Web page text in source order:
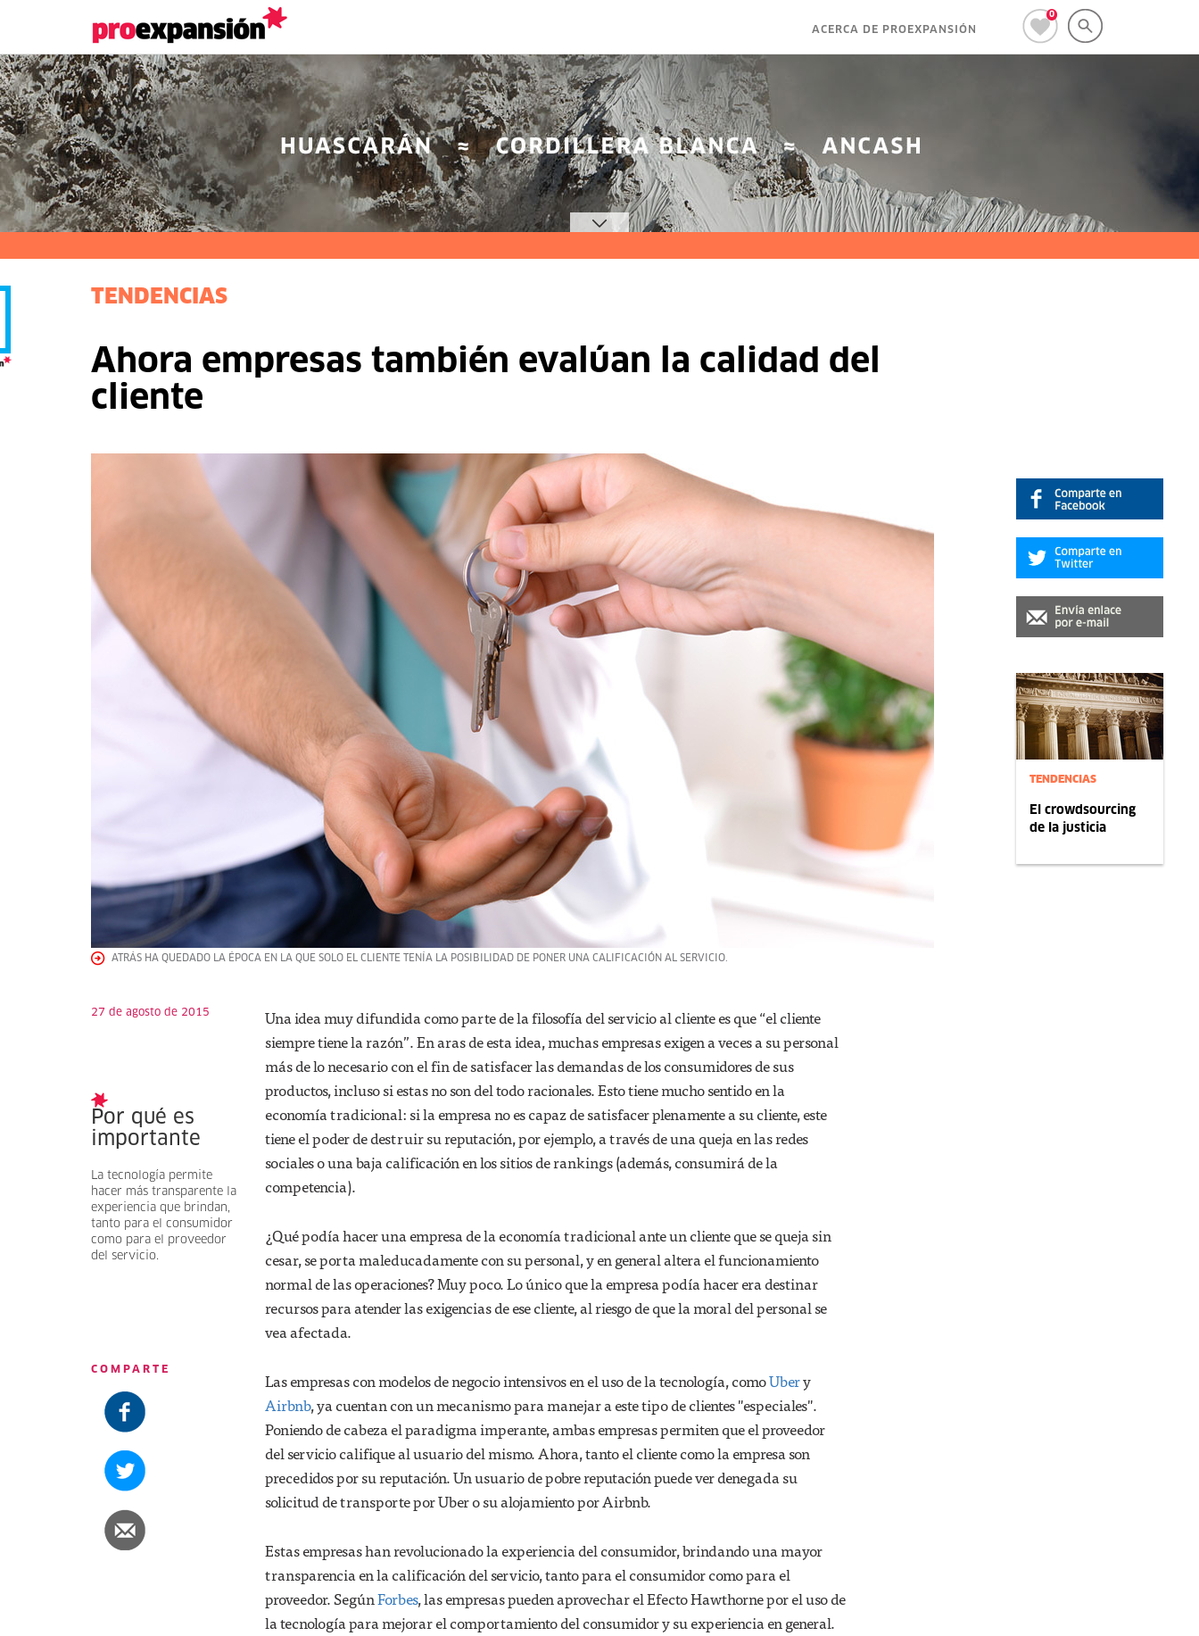
0
ACERCA DE PROEXPANSIÓN
TENDENCIAS
El crowdsourcing
de la justicia
TENDENCIAS
Ahora empresas también evalúan la calidad del
cliente
ATRÁS HA QUEDADO LA ÉPOCA EN LA QUE SOLO EL CLIENTE TENÍA LA POSIBILIDAD DE PONER UNA CALIFICACIÓN AL SERVICIO.
27 de agosto de 2015
Por qué es
importante
La tecnología permite
hacer más transparente la
experiencia que brindan,
tanto para el consumidor
como para el proveedor
del servicio.
COMPARTE
Una idea muy difundida como parte de la filosofía del servicio al cliente es que “el cliente
siempre tiene la razón”. En aras de esta idea, muchas empresas exigen a veces a su personal
más de lo necesario con el fin de satisfacer las demandas de los consumidores de sus
productos, incluso si estas no son del todo racionales. Esto tiene mucho sentido en la
economía tradicional: si la empresa no es capaz de satisfacer plenamente a su cliente, este
tiene el poder de destruir su reputación, por ejemplo, a través de una queja en las redes
sociales o una baja calificación en los sitios de rankings (además, consumirá de la
competencia).
¿Qué podía hacer una empresa de la economía tradicional ante un cliente que se queja sin
cesar, se porta maleducadamente con su personal, y en general altera el funcionamiento
normal de las operaciones? Muy poco. Lo único que la empresa podía hacer era destinar
recursos para atender las exigencias de ese cliente, al riesgo de que la moral del personal se
vea afectada.
Las empresas con modelos de negocio intensivos en el uso de la tecnología, comoUbery
Airbnb, ya cuentan con un mecanismo para manejar a este tipo de clientes "especiales".
Poniendo de cabeza el paradigma imperante, ambas empresas permiten que el proveedor
del servicio califique al usuario del mismo. Ahora, tanto el cliente como la empresa son
precedidos por su reputación. Un usuario de pobre reputación puede ver denegada su
solicitud de transporte por Uber o su alojamiento por Airbnb.
Estas empresas han revolucionado la experiencia del consumidor, brindando una mayor
transparencia en la calificación del servicio, tanto para el consumidor como para el
proveedor. SegúnForbes, las empresas pueden aprovechar el Efecto Hawthorne por el uso de
la tecnología para mejorar el comportamiento del consumidor y su experiencia en general.